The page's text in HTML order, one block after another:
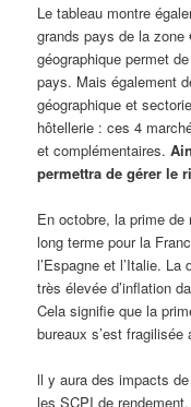
Le tableau montre
grands pays de la zone
géographique permet
pays. Mais également
géographique et
hôtellerie : ces 4
et complémentaires.
permettra de gérer le
En octobre, la prime
long terme pour la
l’Espagne et l’Italie.
très élevée d’inflation
Cela signifie que la
bureaux s’est
ll y aura des impacts
les SCPI de